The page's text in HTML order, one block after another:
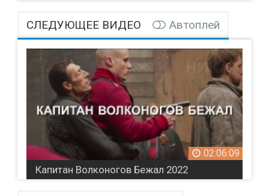
СЛЕДУЮЩЕЕ ВИДЕО Автоплей
02:06:09
Капитан Волконогов Бежал 2022